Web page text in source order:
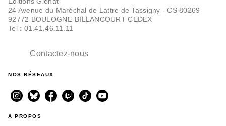
24 Avenue du Maréchal de Lattre de Tassigny - CS 80269
92772 BOULOGNE-BILLANCOURT CEDEX
Tel : 01.41.46.11.11
Contactez-nous
NOS RÉSEAUX
A PROPOS